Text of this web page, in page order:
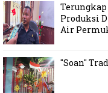
Produksi
Air
"Soan"